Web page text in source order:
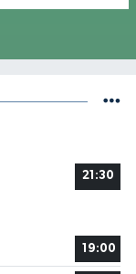
21:30
19:00